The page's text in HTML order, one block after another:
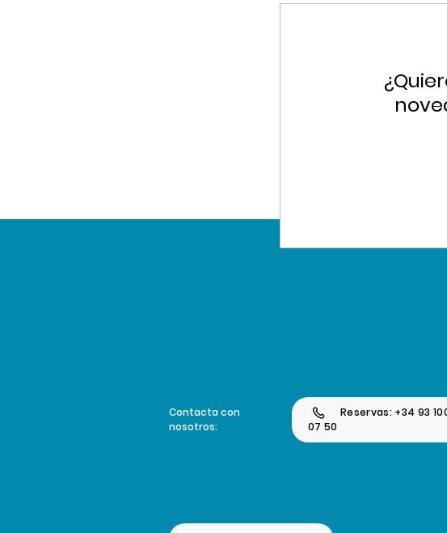
Contacta con
nosotros:
Reservas: +34 93
07 50